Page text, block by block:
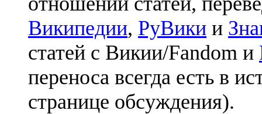
Википедии, РуВики и
статей с Викии/Fandom и
переноса всегда есть в
странице обсуждения).